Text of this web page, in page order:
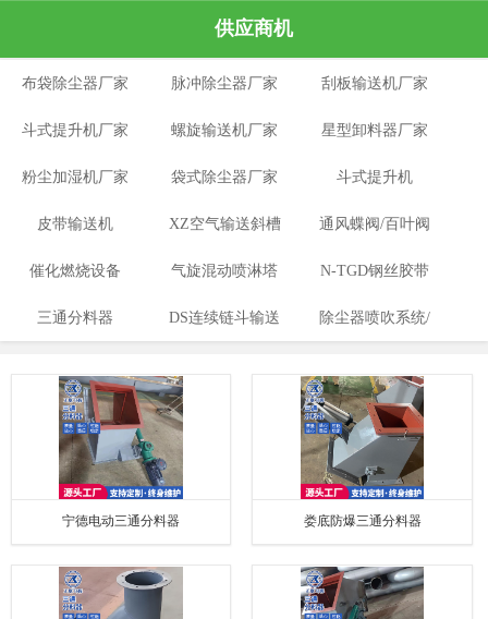
供应商机
布袋除尘器厂家 脉冲除尘器厂家 刮板输送机厂家
斗式提升机厂家 螺旋输送机厂家 星型卸料器厂家
粉尘加湿机厂家 袋式除尘器厂家 斗式提升机
皮带输送机 XZ空气输送斜槽 通风蝶阀/百叶阀
催化燃烧设备 气旋混动喷淋塔 N-TGD钢丝胶带
斗式提升机
三通分料器 DS连续链斗输送 除尘器喷吹系统/
宁德电动三通分料器 娄底防爆三通分料器